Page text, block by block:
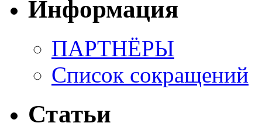
Информация
ПАРТНЁРЫ
Список сокращений
Статьи